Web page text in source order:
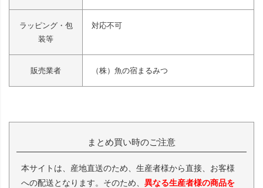
ラッピング・包
装等
対応不可
販売業者 （株）魚の宿まるみつ
まとめ買い時のご注意
本サイトは、産地直送のため、生産者様から直接、お客様
への配送となります。そのため、 異なる生産者様の商品を